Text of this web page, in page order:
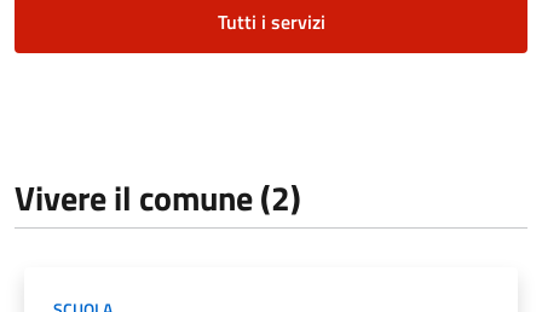
Tutti i servizi
Vivere il comune (2)